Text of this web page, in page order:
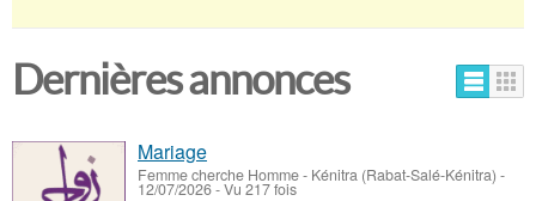
Dernières annonces
Mariage
Femme cherche Homme- Kénitra (Rabat-Salé-Kénitra) -
12/07/2026 - Vu 217 fois